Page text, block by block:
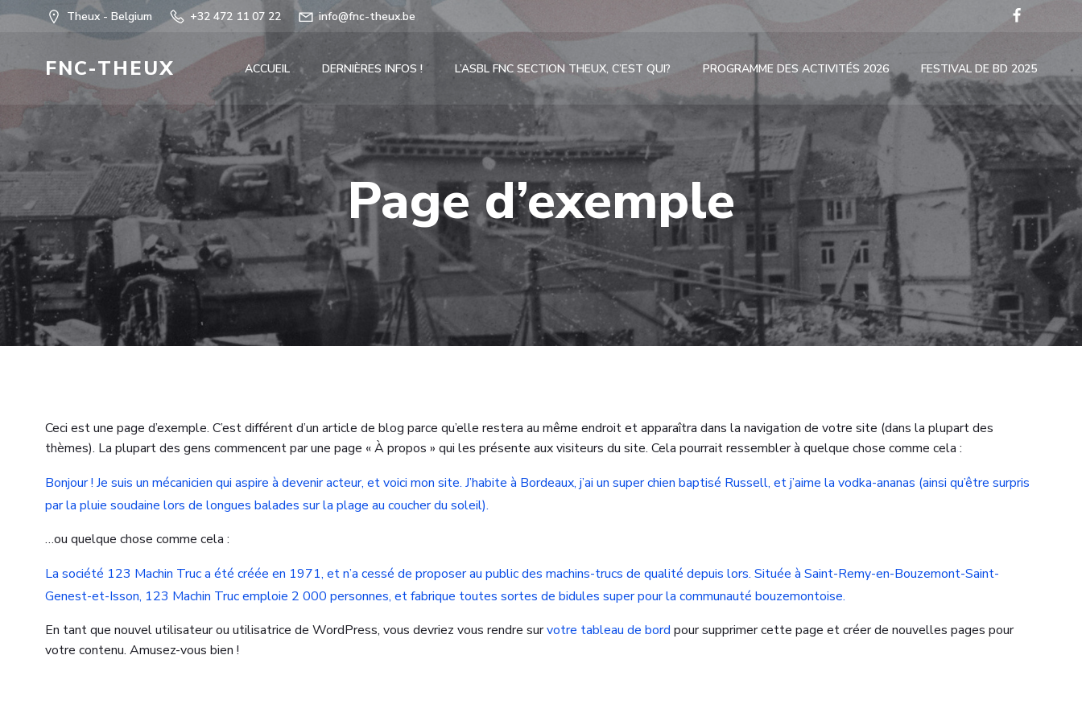
Theux - Belgium +32 472 11 07 22 info@fnc-theux.be
FNC-THEUX ACCUEIL DERNIÈRES INFOS ! L’ASBL FNC SECTION THEUX, C’EST QUI? PROGRAMME DES ACTIVITÉS 2026 FESTIVAL DE BD 2025
Page d’exemple
Ceci est une page d’exemple. C’est différent d’un article de blog parce qu’elle restera au même endroit et apparaîtra dans la navigation de votre site (dans la plupart des
thèmes). La plupart des gens commencent par une page « À propos » qui les présente aux visiteurs du site. Cela pourrait ressembler à quelque chose comme cela :
Bonjour ! Je suis un mécanicien qui aspire à devenir acteur, et voici mon site. J’habite à Bordeaux, j’ai un super chien baptisé Russell, et j’aime la vodka-ananas (ainsi qu’être surpris
par la pluie soudaine lors de longues balades sur la plage au coucher du soleil).
…ou quelque chose comme cela :
La société 123 Machin Truc a été créée en 1971, et n’a cessé de proposer au public des machins-trucs de qualité depuis lors. Située à Saint-Remy-en-Bouzemont-Saint-
Genest-et-Isson, 123 Machin Truc emploie 2 000 personnes, et fabrique toutes sortes de bidules super pour la communauté bouzemontoise.
En tant que nouvel utilisateur ou utilisatrice de WordPress, vous devriez vous rendre survotre tableau de bord pour supprimer cette page et créer de nouvelles pages pour
votre contenu. Amusez-vous bien !